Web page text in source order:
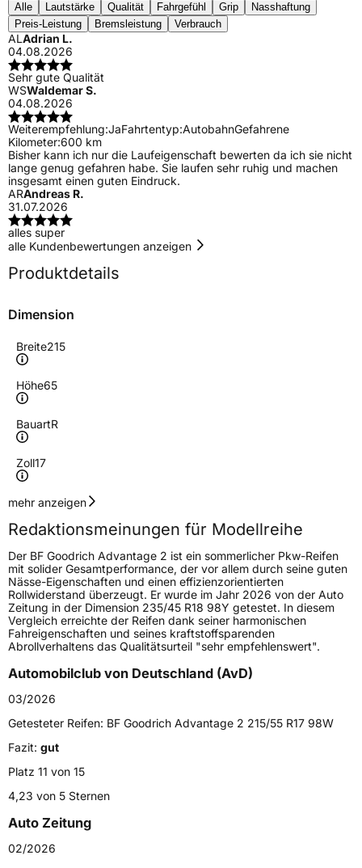
Alle Lautstärke Qualität Fahrgefühl Grip
Nasshaftung
Preis-Leistung
Bremsleistung Verbrauch
ALAdrian L.
04.08.2026
Sehr gute Qualität
WSWaldemar S.
04.08.2026
Weiterempfehlung:JaFahrtentyp:AutobahnGefahrene
Kilometer:600 km
Bisher kann ich nur die Laufeigenschaft bewerten da ich sie nicht
lange genug gefahren habe. Sie laufen sehr ruhig und machen
insgesamt einen guten Eindruck.
ARAndreas R.
31.07.2026
alles super
alle Kundenbewertungen anzeigen
Produktdetails
Dimension
Breite215
Höhe65
BauartR
Zoll17
Geschwindigkeitsindex
Höchstgeschwindigkeit
240 km/h
Lastindex99
Höchstlast775 kg
Generelle Merkmale
FahrzeugtypPKW
Verwendung
Modellname Advantage 2
Fahrzeugart
Weitere Eigenschaften
SchlauchtypTL
mehr anzeigen
Redaktionsmeinungen für Modellreihe
Der BF Goodrich Advantage 2 ist ein sommerlicher Pkw-Reifen
mit solider Gesamtperformance, der vor allem durch seine guten
Nässe-Eigenschaften und einen effizienzorientierten
Rollwiderstand überzeugt. Er wurde im Jahr 2026 von der Auto
Zeitung in der Dimension 235/45 R18 98Y getestet. In diesem
Vergleich erreichte der Reifen dank seiner harmonischen
Fahreigenschaften und seines kraftstoffsparenden
Abrollverhaltens das Qualitätsurteil "sehr empfehlenswert".
Automobilclub von Deutschland (AvD)
03/2026
Getesteter Reifen: BF Goodrich Advantage 2 215/55 R17 98W
Fazit: gut
Platz 11 von 15
4,23 von 5 Sternen
Auto Zeitung
02/2026